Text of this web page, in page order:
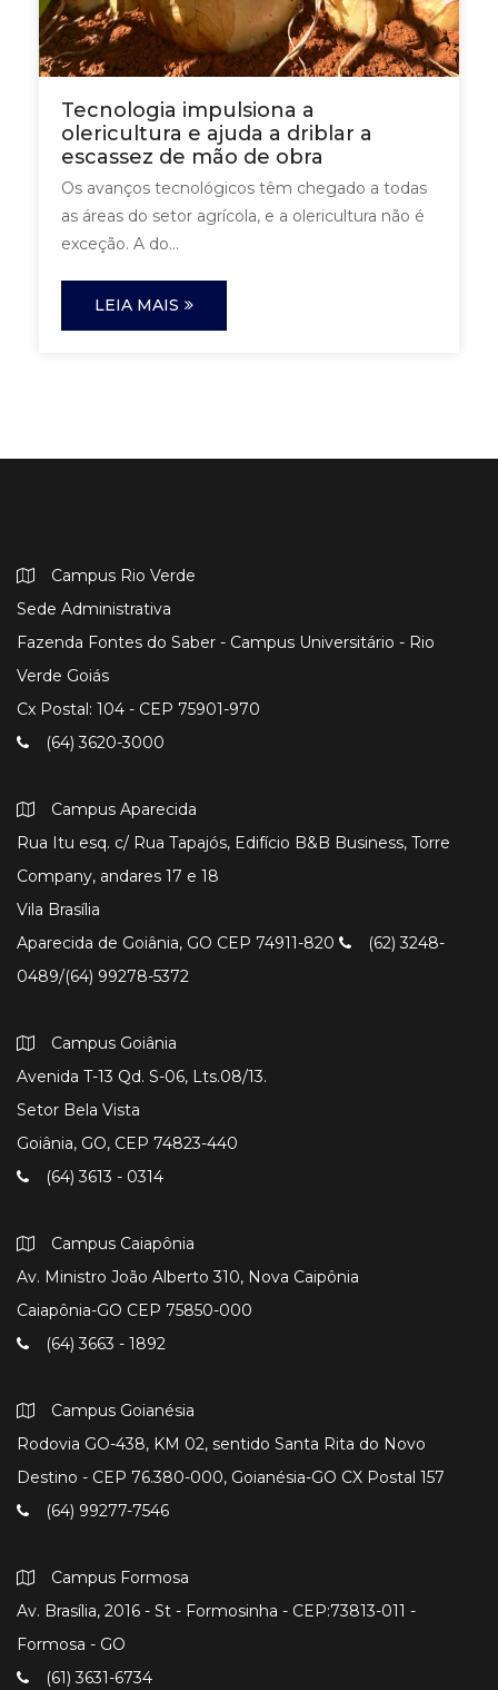
Tecnologia impulsiona a
olericultura e ajuda a driblar a
escassez de mão de obra
Os avanços tecnológicos têm chegado a todas
as áreas do setor agrícola, e a olericultura não é
exceção. A do...
LEIA MAIS
Campus Rio Verde
Sede Administrativa
Fazenda Fontes do Saber - Campus Universitário - Rio
Verde Goiás
Cx Postal: 104 - CEP 75901-970
(64) 3620-3000
Campus Aparecida
Rua Itu esq. c/ Rua Tapajós, Edifício B&B Business, Torre
Company, andares 17 e 18
Vila Brasília
Aparecida de Goiânia, GO CEP 74911-820
(62) 3248-
0489/(64) 99278-5372
Campus Goiânia
Avenida T-13 Qd. S-06, Lts.08/13.
Setor Bela Vista
Goiânia, GO, CEP 74823-440
(64) 3613 - 0314
Campus Caiapônia
Av. Ministro João Alberto 310, Nova Caipônia
Caiapônia-GO CEP 75850-000
(64) 3663 - 1892
Campus Goianésia
Rodovia GO-438, KM 02, sentido Santa Rita do Novo
Destino - CEP 76.380-000, Goianésia-GO CX Postal 157
(64) 99277-7546
Campus Formosa
Av. Brasília, 2016 - St - Formosinha - CEP:73813-011 -
Formosa - GO
(61) 3631-6734